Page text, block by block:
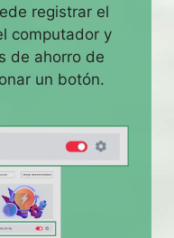
registrar el
computador y
de ahorro de
un botón.